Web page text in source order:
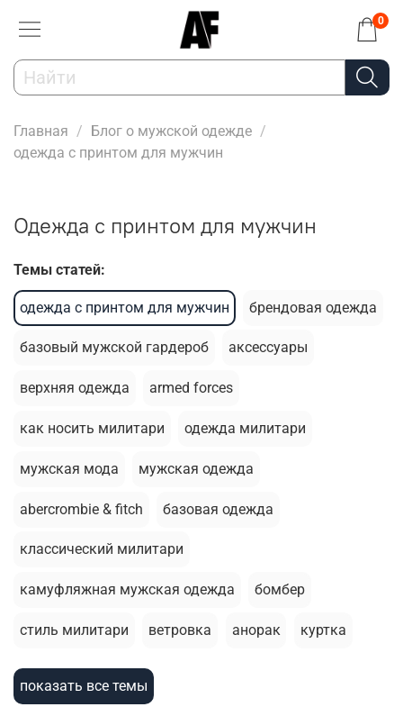
0
Главная
Блог о мужской одежде
одежда с принтом для мужчин
одежда с принтом для мужчин
Темы статей:
одежда с принтом для мужчин брендовая одежда
базовый мужской гардероб аксессуары
верхняя одежда armed forces
как носить милитари одежда милитари
мужская мода мужская одежда
abercrombie & fitch базовая одежда
классический милитари
камуфляжная мужская одежда бомбер
стиль милитари ветровка анорак куртка
толстовка летний гардероб
показать все темы